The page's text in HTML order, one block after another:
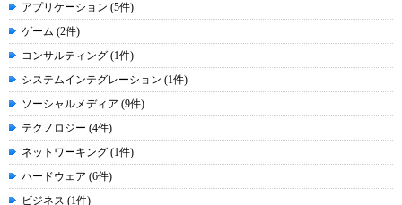
アプリケーション (5件)
ゲーム (2件)
コンサルティング (1件)
システムインテグレーション (1件)
ソーシャルメディア (9件)
テクノロジー (4件)
ネットワーキング (1件)
ハードウェア (6件)
ビジネス (1件)